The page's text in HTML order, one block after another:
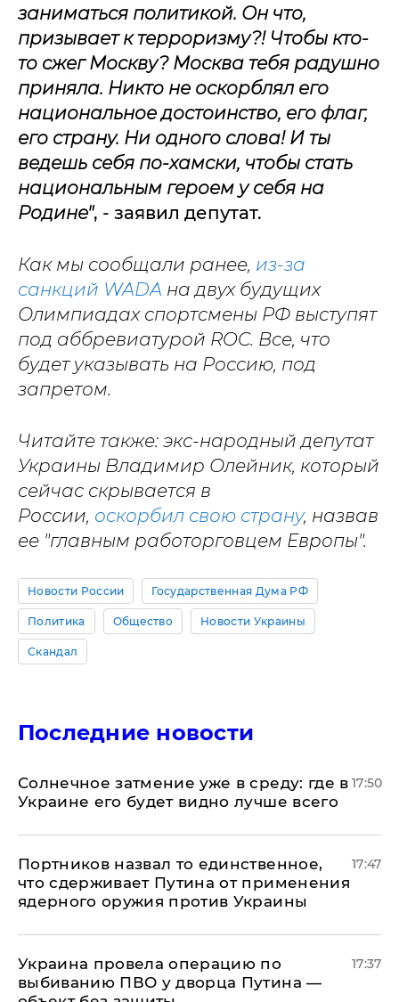
заниматься политикой. Он что,
призывает к терроризму?! Чтобы кто-
то сжег Москву? Москва тебя радушно
приняла. Никто не оскорблял его
национальное достоинство, его флаг,
его страну. Ни одного слова! И ты
ведешь себя по-хамски, чтобы стать
национальным героем у себя на
Родине", - заявил депутат.
Как мы сообщали ранее, из-за
санкций WADA на двух будущих
Олимпиадах спортсмены РФ выступят
под аббревиатурой ROC. Все, что
будет указывать на Россию, под
запретом.
Читайте также: экс-народный депутат
Украины Владимир Олейник, который
сейчас скрывается в
России, оскорбил свою страну, назвав
ее "главным работорговцем Европы".
Новости России Государственная Дума РФ
Политика Общество Новости Украины
Скандал
Последние новости
​Солнечное затмение уже в среду: где в
Украине его будет видно лучше всего
17:50
Портников назвал то единственное,
что сдерживает Путина от применения
ядерного оружия против Украины
17:47
Украина провела операцию по
выбиванию ПВО у дворца Путина —
17:37